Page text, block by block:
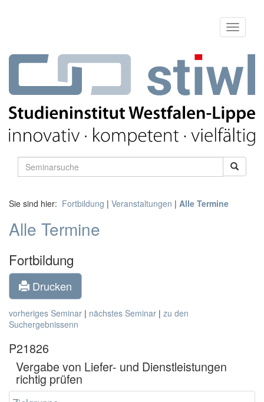
Sie sind hier: Fortbildung | Veranstaltungen | Alle Termine
Alle Termine
Fortbildung
Drucken
vorheriges Seminar | nächstes Seminar | zu den
Suchergebnissenn
P21826
Vergabe von Liefer- und Dienstleistungen
richtig prüfen